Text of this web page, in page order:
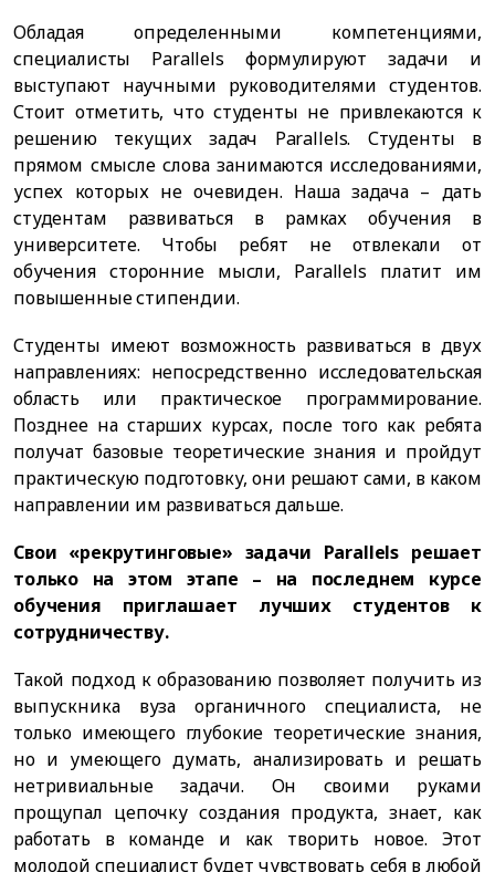
Обладая определенными компетенциями,
специалисты Parallels формулируют задачи и
выступают научными руководителями студентов.
Стоит отметить, что студенты не привлекаются к
решению текущих задач Parallels. Студенты в
прямом смысле слова занимаются исследованиями,
успех которых не очевиден. Наша задача – дать
студентам развиваться в рамках обучения в
университете. Чтобы ребят не отвлекали от
обучения сторонние мысли, Parallels платит им
повышенные стипендии.
Студенты имеют возможность развиваться в двух
направлениях: непосредственно исследовательская
область или практическое программирование.
Позднее на старших курсах, после того как ребята
получат базовые теоретические знания и пройдут
практическую подготовку, они решают сами, в каком
направлении им развиваться дальше.
Свои «рекрутинговые» задачи Parallels решает
только на этом этапе – на последнем курсе
обучения приглашает лучших студентов к
сотрудничеству.
Такой подход к образованию позволяет получить из
выпускника вуза органичного специалиста, не
только имеющего глубокие теоретические знания,
но и умеющего думать, анализировать и решать
нетривиальные задачи. Он своими руками
прощупал цепочку создания продукта, знает, как
работать в команде и как творить новое. Этот
молодой специалист будет чувствовать себя в любой